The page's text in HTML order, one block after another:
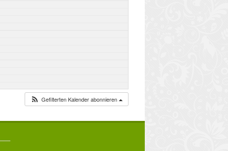
Gefilterten Kalender abonnieren